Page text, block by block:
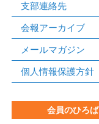
支部連絡先
会報アーカイブ
メールマガジン
個人情報保護方針
会員のひろば